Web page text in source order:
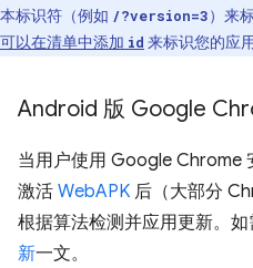
本标识符（例如 /?version=3）来
可以在清单中添加 id 来标识您的应用
Android 版 Google
当用户使用 Google Chrome
激活 WebAPK 后（大部分
根据算法检测并应用更新。
新一文。